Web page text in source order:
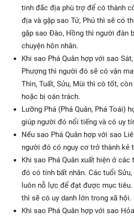
tinh đắc địa phù trợ để có thành
địa và gặp sao Tử, Phủ thì sẽ có
gặp sao Đào, Hồng thì người đàn
chuyện hôn nhân.
Khi sao Phá Quân hợp với sao
Phượng thì người đó sẽ có vận
Thìn, Tuất, Sửu, Mùi thì có tốt,
hoặc bị oán trách.
Lưỡng Phá (Phá Quân, Phá Toái)
giúp người đó nổi tiếng và có uy
Nếu sao Phá Quân hợp với sao
người đó có nguy cơ trở thành kẻ
Khi sao Phá Quân xuất hiện ở
đó có tính bất nhân. Các tuổi
luôn nỗ lực để đạt được mục
thì sẽ có uy danh lớn trong xã hội.
Khi sao Phá Quân hợp với sao